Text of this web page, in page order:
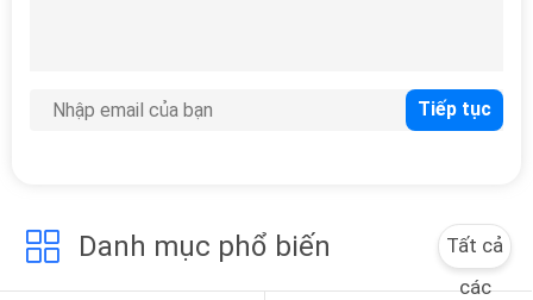
Danh mục phổ biến
Tất cả
các